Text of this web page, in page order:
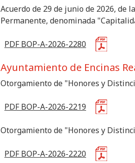
Acuerdo de 29 de junio de 2026, de
Permanente, denominada
PDF BOP-A-2026-2280
Ayuntamiento de Encinas
Otorgamiento de "Honores y
PDF BOP-A-2026-2219
Otorgamiento de "Honores y
PDF BOP-A-2026-2220